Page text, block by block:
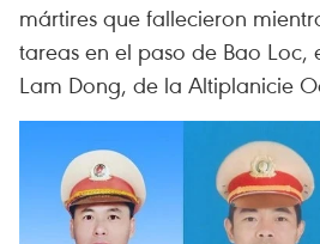
mártires que fallecieron
tareas en el paso de Bao
Lam Dong, de la Altiplanicie